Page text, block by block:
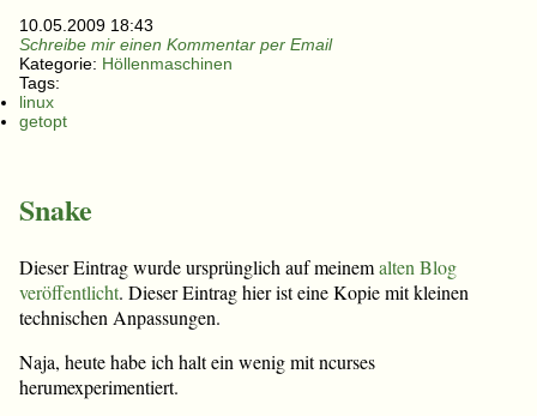
10.05.2009 18:43
Schreibe mir einen Kommentar per Email
Kategorie: Höllenmaschinen
Tags:
linux
getopt
Snake
Dieser Eintrag wurde ursprünglich auf meinemalten Blog
veröffentlicht. Dieser Eintrag hier ist eine Kopie mit kleinen
technischen Anpassungen.
Naja, heute habe ich halt ein wenig mit ncurses
herumexperimentiert.